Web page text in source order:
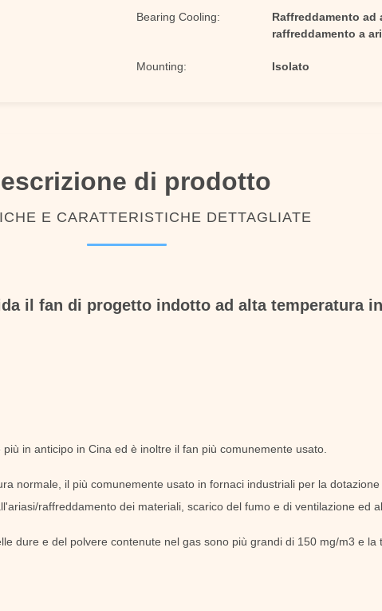
Bearing Cooling:
Raffreddamento
raffreddamento a
Mounting: Isolato
di prodotto
E CARATTERISTICHE DETTAGLIATE
il fan di progetto indotto ad alta temperatura
in anticipo in Cina ed è inoltre il fan più comunemente usato.
normale, il più comunemente usato in fornaci industriali per la
raffreddamento dei materiali, scarico del fumo e di ventilazione ed
dure e del polvere contenute nel gas sono più grandi di 150 mg/m3 e